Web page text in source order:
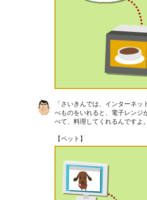
「さいきんでは、インターネ
べものをいれると、電子レンジ
べて、料理してくれるんですよ
【ペット】